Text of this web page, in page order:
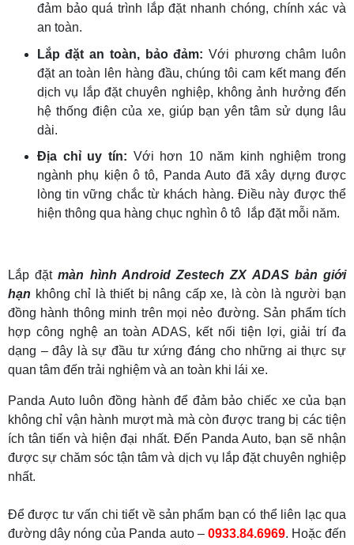
đảm bảo quá trình lắp đặt nhanh chóng, chính xác và
an toàn.
Lắp đặt an toàn, bảo đảm: Với phương châm luôn
đặt an toàn lên hàng đầu, chúng tôi cam kết mang đến
dịch vụ lắp đặt chuyên nghiệp, không ảnh hưởng đến
hệ thống điện của xe, giúp bạn yên tâm sử dụng lâu
dài.
Địa chỉ uy tín: Với hơn 10 năm kinh nghiệm trong
ngành phụ kiện ô tô, Panda Auto đã xây dựng được
lòng tin vững chắc từ khách hàng. Điều này được thể
hiện thông qua hàng chục nghìn ô tô lắp đặt mỗi năm.
Lắp đặtmàn hình Android Zestech ZX ADAS bản giới
hạn không chỉ là thiết bị nâng cấp xe, là còn là người bạn
đồng hành thông minh trên mọi nẻo đường. Sản phẩm tích
hợp công nghệ an toàn ADAS, kết nối tiện lợi, giải trí đa
dạng – đây là sự đầu tư xứng đáng cho những ai thực sự
quan tâm đến trải nghiệm và an toàn khi lái xe.
Panda Auto luôn đồng hành để đảm bảo chiếc xe của bạn
không chỉ vận hành mượt mà mà còn được trang bị các tiện
ích tân tiến và hiện đại nhất. Đến Panda Auto, bạn sẽ nhận
được sự chăm sóc tận tâm và dịch vụ lắp đặt chuyên nghiệp
nhất.
Để được tư vấn chi tiết về sản phẩm bạn có thể liên lạc qua
đường dây nóng của Panda auto –0933.84.6969. Hoặc đến